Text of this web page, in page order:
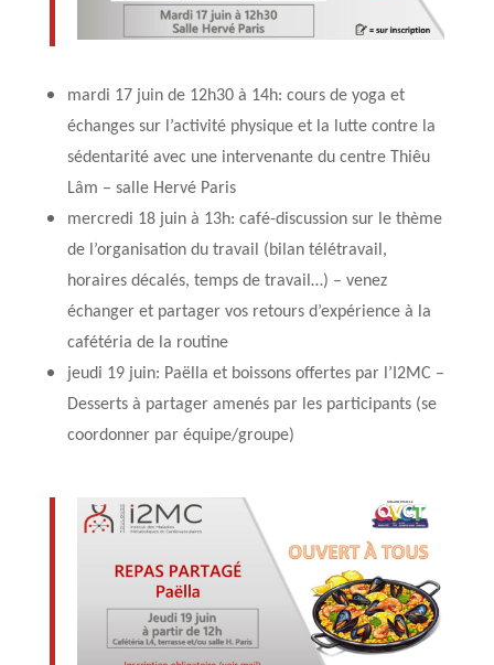
mardi 17 juin de 12h30 à 14h: cours de yoga et
échanges sur l’activité physique et la lutte contre la
sédentarité avec une intervenante du centre Thiêu
Lâm – salle Hervé Paris
mercredi 18 juin à 13h: café-discussion sur le thème
de l’organisation du travail (bilan télétravail,
horaires décalés, temps de travail…) – venez
échanger et partager vos retours d’expérience à la
cafétéria de la routine
jeudi 19 juin: Paëlla et boissons offertes par l’I2MC –
Desserts à partager amenés par les participants (se
coordonner par équipe/groupe)